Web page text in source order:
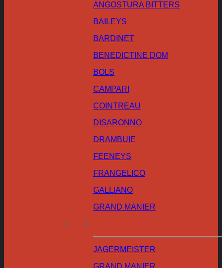
ANGOSTURA BITTERS
BAILEYS
BARDINET
BENEDICTINE DOM
BOLS
CAMPARI
COINTREAU
DISARONNO
DRAMBUIE
FEENEYS
FRANGELICO
GALLIANO
GRAND MANIER
JAGERMEISTER